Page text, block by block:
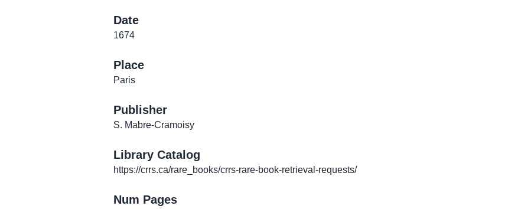
Date
1674
Place
Paris
Publisher
S. Mabre-Cramoisy
Library Catalog
https://crrs.ca/rare_books/crrs-rare-book-retrieval-requests/
Num Pages